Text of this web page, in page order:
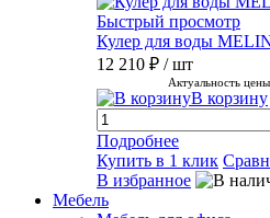
Быстрый просмотр
Кулер для воды
12 210 ₽ / шт
Актуальность
В корзину
Подробнее
Купить в 1 клик
В избранное
Мебель